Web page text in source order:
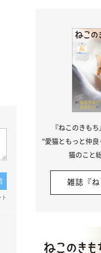
『ねこのきも
“愛猫ともっと仲
猫のこと
雑誌『ね